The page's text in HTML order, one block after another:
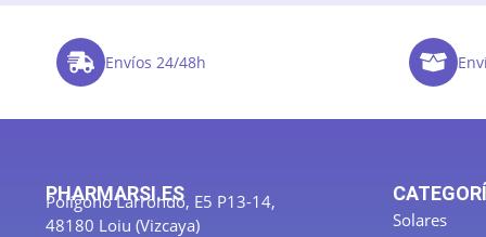
Envíos 24/48h
PHARMARSI.ES
Polígono Larrondo, E5 P13-14,
48180 Loiu (Vizcaya)
Solares